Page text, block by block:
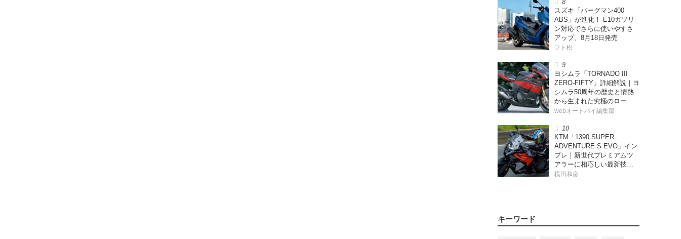
スズキ「バーグマン400
ABS」が進化！ E10ガソリ
ン対応でさらに使いやすさ
アップ、8月18日発売
フト松
ヨシムラ「TORNADO III
ZERO-FIFTY」詳細解説｜ヨ
シムラ50周年の歴史と情熱
から生まれた究極のロード
ゴーイング・レーサー【ヨ
webオートバイ編集部
KTM「1390 SUPER
ADVENTURE S EVO」イン
プレ｜新世代プレミアムツ
アラーに相応しい最新技術
をフルに投入
横田和彦
キーワード